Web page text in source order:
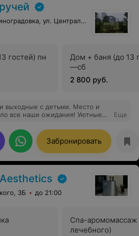
Дзержинский р-н, д. Виноградовка, ул. Центральная, 14
гостей) пн
Дом + баня (до 13
—сб
2 800 руб.
выходные с детьми. Место и
все наши ожидания! Уютные
площадка -это какая то
когда выпадет снег, что
и полежать в джакузи на
Еще
Забронировать
3Б до 21:00
Спа-аромомассаж
лечебного)